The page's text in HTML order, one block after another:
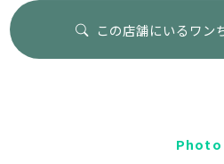
この店舗にいるワン